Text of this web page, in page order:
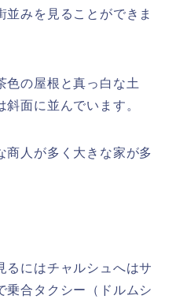
みを見ることができま
色の屋根と真っ白な土
面に並んでいます。
商人が多く大きな家が多
るにはチャルシュへはサ
乗合タクシー（ドルムシ